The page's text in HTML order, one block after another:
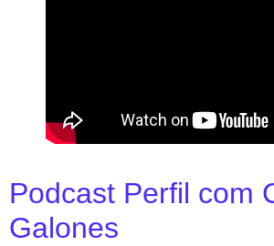
Podcast Perfil com
Galones